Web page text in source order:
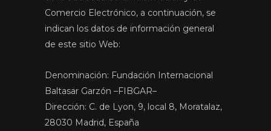
Comercio Electrónico, a continuación, se
indican los datos de información general
de este sitio Web:
Denominación: Fundación Internacional
Baltasar Garzón –FIBGAR–
Dirección: C. de Lyon, 9, local 8, Moratalaz,
28030 Madrid, España